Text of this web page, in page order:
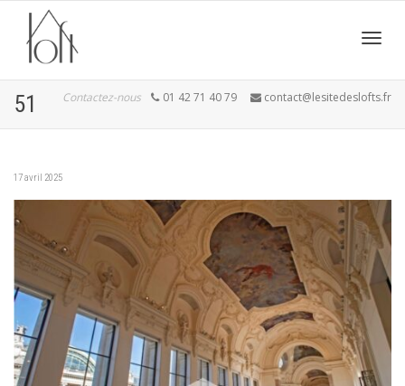
51 Contactez-nous 01 42 71 40 79 contact@lesitedeslofts.fr
17 avril 2025